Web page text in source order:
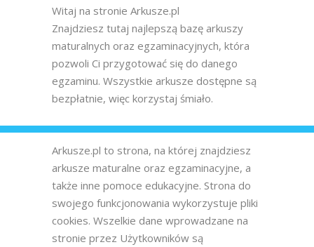
Witaj na stronie Arkusze.pl
Znajdziesz tutaj najlepszą bazę arkuszy
maturalnych oraz egzaminacyjnych, która
pozwoli Ci przygotować się do danego
egzaminu. Wszystkie arkusze dostępne są
bezpłatnie, więc korzystaj śmiało.
Arkusze.pl to strona, na której znajdziesz
arkusze maturalne oraz egzaminacyjne, a
także inne pomoce edukacyjne. Strona do
swojego funkcjonowania wykorzystuje pliki
cookies. Wszelkie dane wprowadzane na
stronie przez Użytkowników są